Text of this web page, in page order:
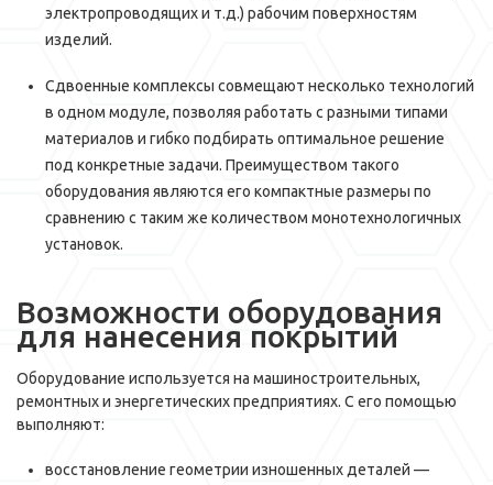
электропроводящих и т.д.) рабочим поверхностям
изделий.
Сдвоенные комплексы совмещают несколько технологий
в одном модуле, позволяя работать с разными типами
материалов и гибко подбирать оптимальное решение
под конкретные задачи. Преимуществом такого
оборудования являются его компактные размеры по
сравнению с таким же количеством монотехнологичных
установок.
Возможности оборудования
для нанесения покрытий
Оборудование используется на машиностроительных,
ремонтных и энергетических предприятиях. С его помощью
выполняют:
восстановление геометрии изношенных деталей —